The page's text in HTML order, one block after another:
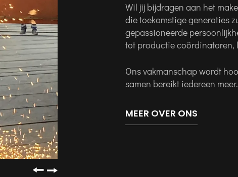
Wil jij bijdragen aan het
die toekomstige generaties
gepassioneerde
tot productie coördinatoren,
Ons vakmanschap wordt
samen bereikt iedereen meer.
MEER OVER ONS